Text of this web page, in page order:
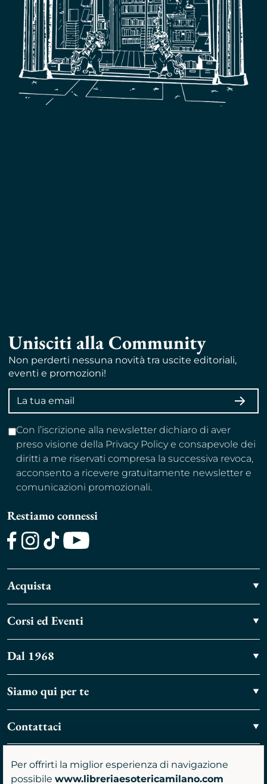
Unisciti alla Community
Non perderti nessuna novità tra uscite editoriali,
eventi e promozioni!
Indirizzo
email
Con l’iscrizione alla newsletter dichiaro di aver
preso visione della Privacy Policy e consapevole dei
diritti a me riservati compresa la successiva revoca,
acconsento a ricevere gratuitamente newsletter e
comunicazioni promozionali.
Restiamo connessi
Acquista
Corsi ed Eventi
Dal 1968
Siamo qui per te
Contattaci
Vieni a trovarci
Per offrirti la miglior esperienza di navigazione
possibile www.libreriaesotericamilano.com